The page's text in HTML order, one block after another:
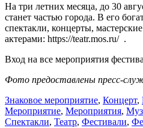
На три летних месяца, до 30
станет частью города. В его
спектакли, концерты,
актерами: https://teatr.mos.ru/ .
Вход на все мероприятия
Фото предоставлены пресс-
Знаковое мероприятие, Концерт,
Мероприятие, Мероприятия,
Спектакли, Театр, Фестивали,